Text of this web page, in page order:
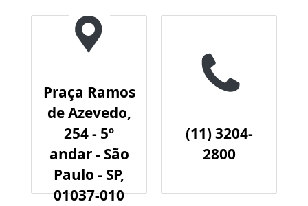
Praça Ramos
de Azevedo,
254 - 5º
andar - São
Paulo - SP,
01037-010
(11) 3204-
2800